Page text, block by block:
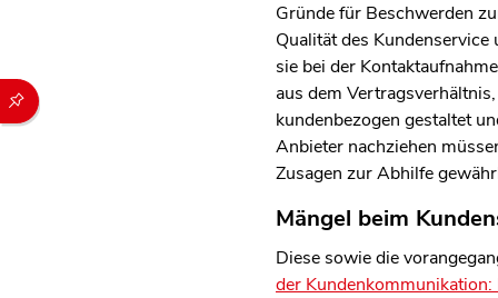
Durch die folgenden Buttons können Sie direkt auf einen
Gründe für Beschwerden
Qualität des
sie bei der
aus dem
kundenbezogen gestaltet
Anbieter nachziehen
Zusagen zur Abhilfe
Mängel beim
Diese sowie die
der Kundenkommunikation: